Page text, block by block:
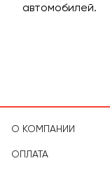
автомобилей.
О КОМПАНИИ
ОПЛАТА